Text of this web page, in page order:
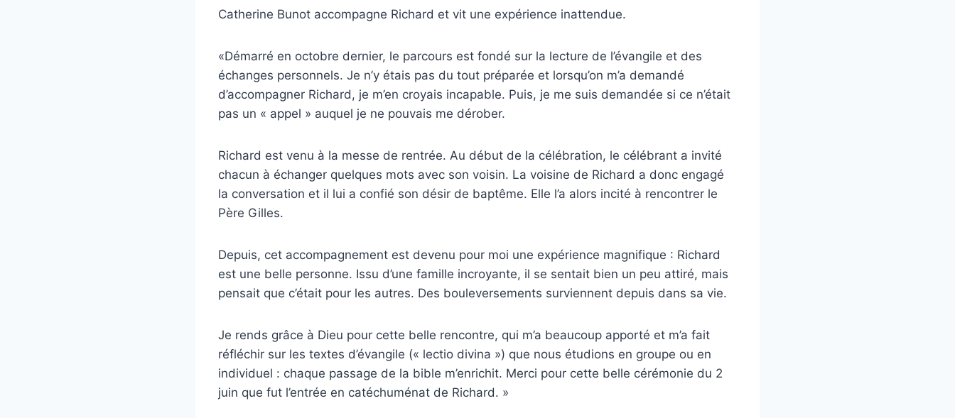
Catherine Bunot accompagne Richard et vit une expérience inattendue.
«Démarré en octobre dernier, le parcours est fondé sur la lecture de l’évangile et des
échanges personnels. Je n’y étais pas du tout préparée et lorsqu’on m’a demandé
d’accompagner Richard, je m’en croyais incapable. Puis, je me suis demandée si ce n’était
pas un « appel » auquel je ne pouvais me dérober.
Richard est venu à la messe de rentrée. Au début de la célébration, le célébrant a invité
chacun à échanger quelques mots avec son voisin. La voisine de Richard a donc engagé
la conversation et il lui a confié son désir de baptême. Elle l’a alors incité à rencontrer le
Père Gilles.
Depuis, cet accompagnement est devenu pour moi une expérience magnifique : Richard
est une belle personne. Issu d’une famille incroyante, il se sentait bien un peu attiré, mais
pensait que c’était pour les autres. Des bouleversements surviennent depuis dans sa vie.
Je rends grâce à Dieu pour cette belle rencontre, qui m’a beaucoup apporté et m’a fait
réfléchir sur les textes d’évangile (« lectio divina ») que nous étudions en groupe ou en
individuel : chaque passage de la bible m’enrichit. Merci pour cette belle cérémonie du 2
juin que fut l’entrée en catéchuménat de Richard. »